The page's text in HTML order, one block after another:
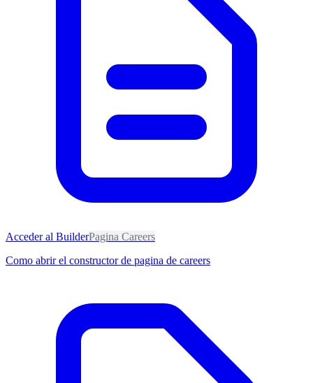
Acceder al BuilderPagina Careers
Como abrir el constructor de pagina de careers